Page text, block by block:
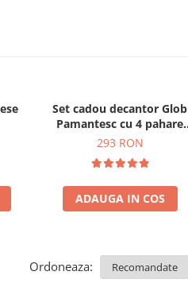
Set cadou decantor Glob
Pamantesc cu 4 pahare
Deluxe
293 RON
ADAUGA IN COS
Ordoneaza: